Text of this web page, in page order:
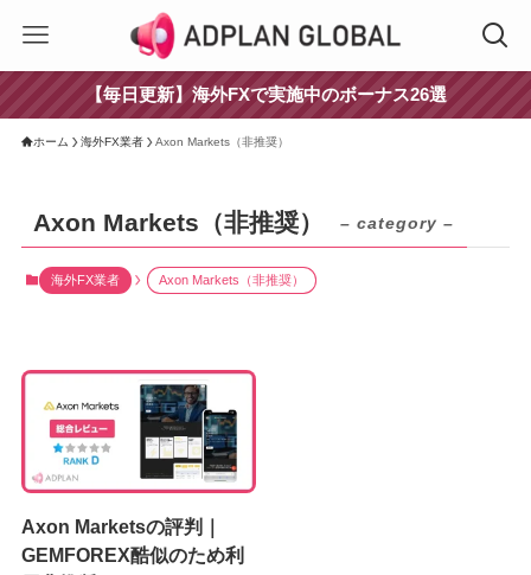
【毎日更新】海外FXで実施中のボーナス26選
ホーム 海外FX業者 Axon Markets（非推奨）
Axon Markets（非推奨） – category –
海外FX業者 Axon Markets（非推奨）
Axon Marketsの評判｜
GEMFOREX酷似のため利